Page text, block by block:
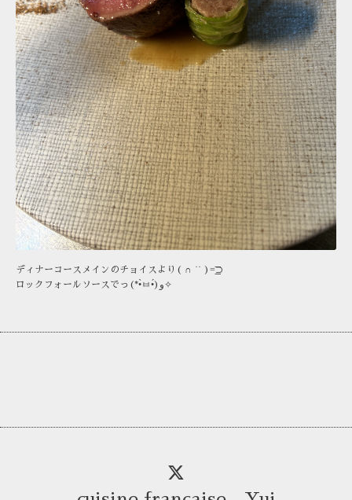
ディナーコースメインのチョイスより( ∩ ˙˙ )=͟͟͞͞⊃
ロックフォールソースでっ(*•̀ㅂ•́)و✧